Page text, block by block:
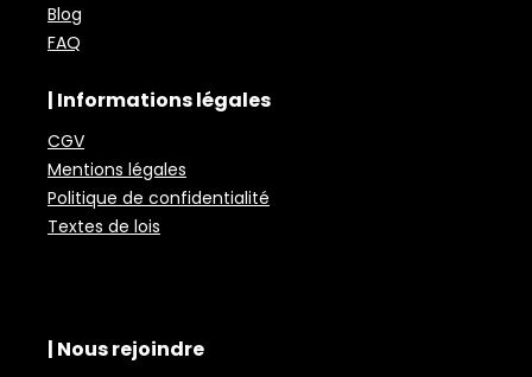
Blog
FAQ
| Informations légales
CGV
Mentions légales
Politique de confidentialité
Textes de lois
| Nous rejoindre